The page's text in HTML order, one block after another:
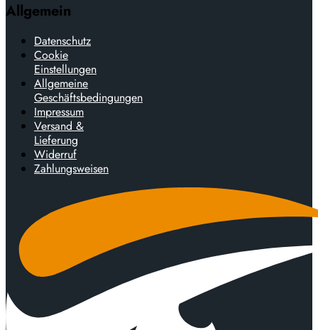
Allgemein
Datenschutz
Cookie
Einstellungen
Allgemeine
Geschäftsbedingungen
Impressum
Versand &
Lieferung
Widerruf
Zahlungsweisen